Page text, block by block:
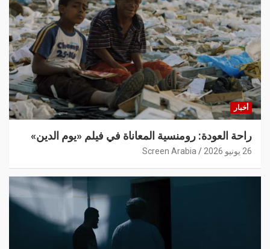
أخبار
راحة العودة: رومنسية المعاناة في فيلم «يوم الدين»
26 يونيو 2026 Screen Arabia